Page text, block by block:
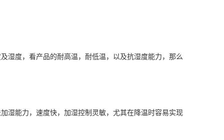
湿度，看产品的耐高温，耐低温，以及抗湿度能力，那么
能力，速度快，加湿控制灵敏，尤其在降温时容易实现